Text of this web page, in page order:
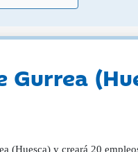
(Huesca) y creará 20